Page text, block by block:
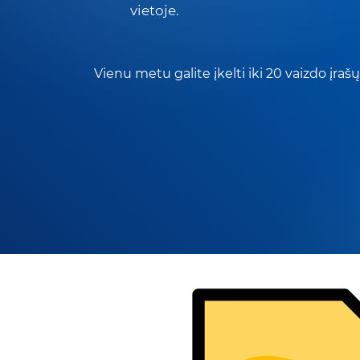
vietoje.
Vienu metu galite įkelti iki 20 vaizdo